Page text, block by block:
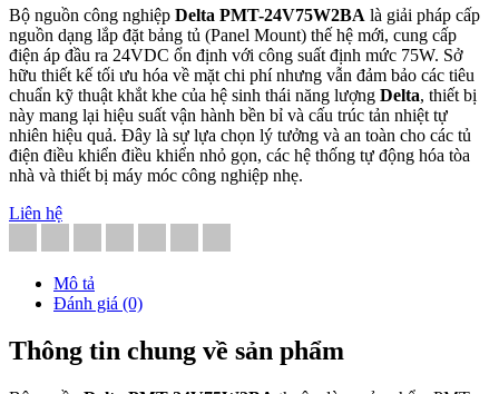
Bộ nguồn công nghiệp Delta PMT-24V75W2BA là giải pháp cấp
nguồn dạng lắp đặt bảng tủ (Panel Mount) thế hệ mới, cung cấp
điện áp đầu ra 24VDC ổn định với công suất định mức 75W. Sở
hữu thiết kế tối ưu hóa về mặt chi phí nhưng vẫn đảm bảo các tiêu
chuẩn kỹ thuật khắt khe của hệ sinh thái năng lượng Delta, thiết bị
này mang lại hiệu suất vận hành bền bỉ và cấu trúc tản nhiệt tự
nhiên hiệu quả. Đây là sự lựa chọn lý tưởng và an toàn cho các tủ
điện điều khiển điều khiển nhỏ gọn, các hệ thống tự động hóa tòa
nhà và thiết bị máy móc công nghiệp nhẹ.
Liên hệ
Mô tả
Đánh giá (0)
Thông tin chung về sản phẩm